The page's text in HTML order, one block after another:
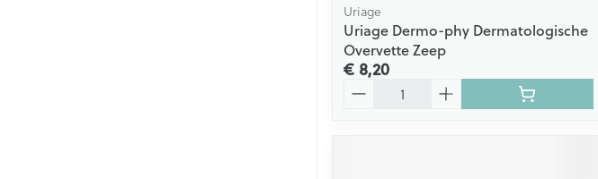
Uriage
Uriage Dermo-phy Dermatologische
Overvette Zeep
€ 8,20